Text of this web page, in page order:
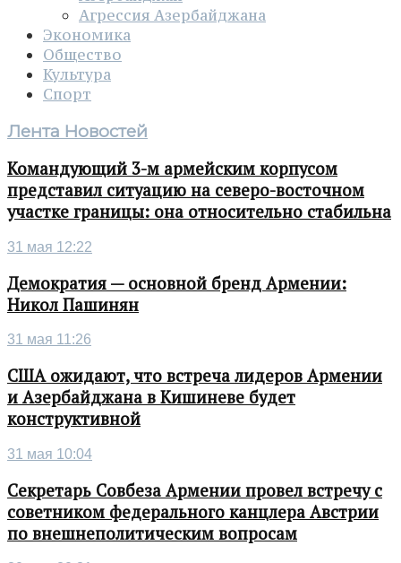
Агрессия Азербайджана
Экономика
Общество
Культура
Спорт
Лента Новостей
Командующий 3-м армейским корпусом
представил ситуацию на северо-восточном
участке границы: она относительно стабильна
31 мая 12:22
Демократия — основной бренд Армении:
Никол Пашинян
31 мая 11:26
США ожидают, что встреча лидеров Армении
и Азербайджана в Кишиневе будет
конструктивной
31 мая 10:04
Секретарь Совбеза Армении провел встречу с
советником федерального канцлера Австрии
по внешнеполитическим вопросам